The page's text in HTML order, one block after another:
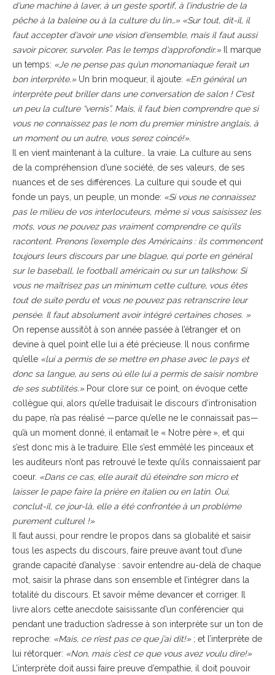
d’une machine à laver, à un geste sportif, à l’industrie de la
pêche à la baleine ou à la culture du lin…» «Sur tout, dit-il, il
faut accepter d’avoir une vision d’ensemble, mais il faut aussi
savoir picorer, survoler. Pas le temps d’approfondir.»Il marque
un temps: «Je ne pense pas qu’un monomaniaque ferait un
bon interprète.»Un brin moqueur, il ajoute: «En général un
interprète peut briller dans une conversation de salon ! C’est
un peu la culture “vernis”. Mais, il faut bien comprendre que si
vous ne connaissez pas le nom du premier ministre anglais, à
un moment ou un autre, vous serez coincé!».
Il en vient maintenant à la culture… la vraie. La culture au sens
de la compréhension d’une société, de ses valeurs, de ses
nuances et de ses différences. La culture qui soude et qui
fonde un pays, un peuple, un monde: «Si vous ne connaissez
pas le milieu de vos interlocuteurs, même si vous saisissez les
mots, vous ne pouvez pas vraiment comprendre ce qu’ils
racontent. Prenons l’exemple des Américains : ils commencent
toujours leurs discours par une blague, qui porte en général
sur le baseball, le football américain ou sur un talkshow. Si
vous ne maîtrisez pas un minimum cette culture, vous êtes
tout de suite perdu et vous ne pouvez pas retranscrire leur
pensée. Il faut absolument avoir intégré certaines choses. »
On repense aussitôt à son année passée à l’étranger et on
devine à quel point elle lui a été précieuse. Il nous confirme
qu’elle «lui a permis de se mettre en phase avec le pays et
donc sa langue, au sens où elle lui a permis de saisir nombre
de ses subtilités.» Pour clore sur ce point, on évoque cette
collègue qui, alors qu’elle traduisait le discours d’intronisation
du pape, n’a pas réalisé —parce qu’elle ne le connaissait pas—
qu’à un moment donné, il entamait le « Notre père », et qui
s’est donc mis à le traduire. Elle s’est emmêlé les pinceaux et
les auditeurs n’ont pas retrouvé le texte qu’ils connaissaient par
coeur. «Dans ce cas, elle aurait dû éteindre son micro et
laisser le pape faire la prière en italien ou en latin. Oui,
conclut-il, ce jour-là, elle a été confrontée à un problème
purement culturel !»
Il faut aussi, pour rendre le propos dans sa globalité et saisir
tous les aspects du discours, faire preuve avant tout d’une
grande capacité d’analyse : savoir entendre au-delà de chaque
mot, saisir la phrase dans son ensemble et l’intégrer dans la
totalité du discours. Et savoir même devancer et corriger. Il
livre alors cette anecdote saisissante d’un conférencier qui
pendant une traduction s’adresse à son interprète sur un ton de
reproche: «Mais, ce n’est pas ce que j’ai dit!»; et l’interprète de
lui rétorquer: «Non, mais c’est ce que vous avez voulu dire!»
L’interprète doit aussi faire preuve d’empathie, il doit pouvoir